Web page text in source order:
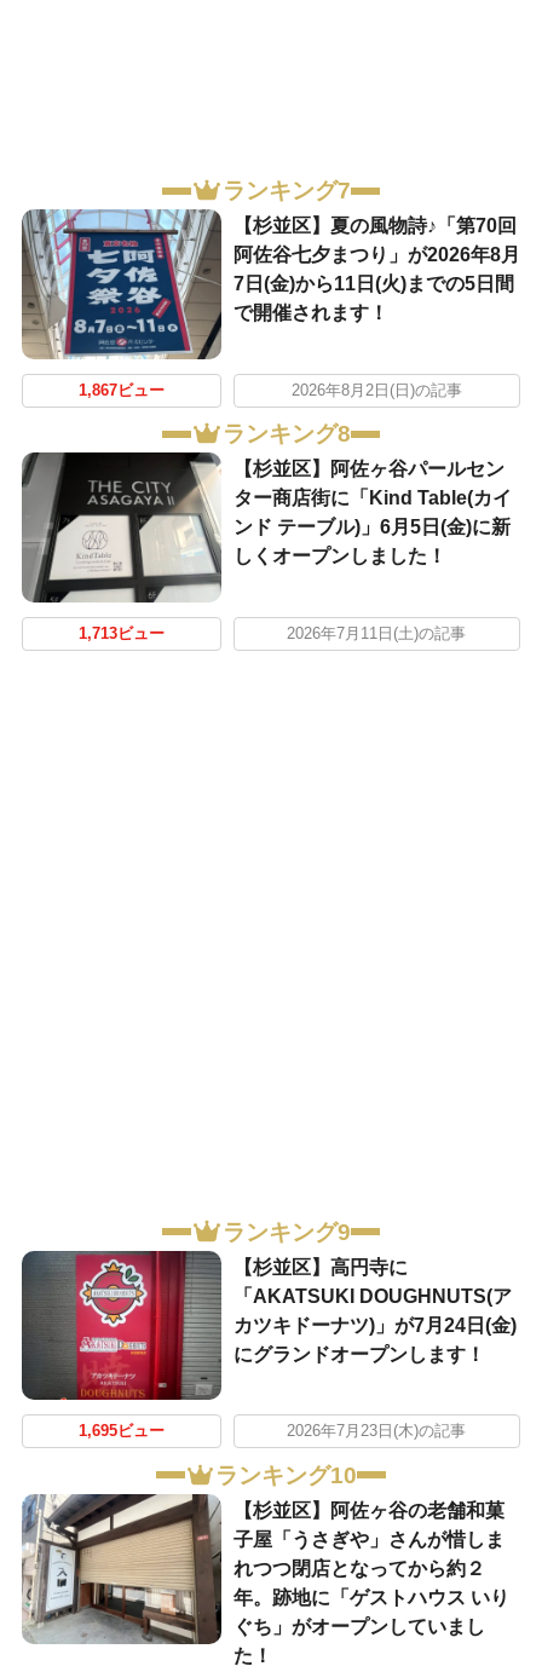
ランキング7
【杉並区】夏の風物詩♪「第70回
阿佐谷七夕まつり」が2026年8月
7日(金)から11日(火)までの5日間
で開催されます！
1,867ビュー 2026年8月2日(日)の記事
ランキング8
【杉並区】阿佐ヶ谷パールセン
ター商店街に「Kind Table(カイ
ンド テーブル)」6月5日(金)に新
しくオープンしました！
1,713ビュー 2026年7月11日(土)の記事
ランキング9
【杉並区】高円寺に
「AKATSUKI DOUGHNUTS(ア
カツキドーナツ)」が7月24日(金)
にグランドオープンします！
1,695ビュー 2026年7月23日(木)の記事
ランキング10
【杉並区】阿佐ヶ谷の老舗和菓
子屋「うさぎや」さんが惜しま
れつつ閉店となってから約２
年。跡地に「ゲストハウス いり
ぐち」がオープンしていまし
た！